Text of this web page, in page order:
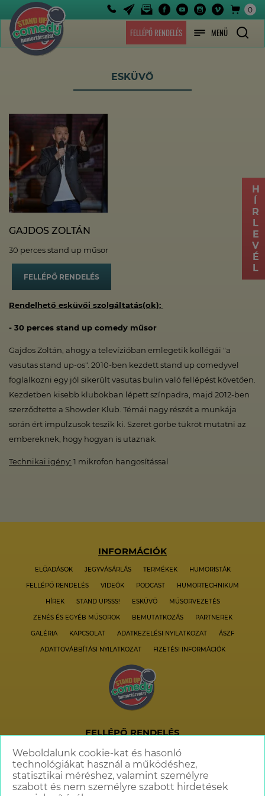
Weboldalunk cookie-kat és hasonló
technológiákat használ a működéshez,
statisztikai méréshez, valamint személyre
szabott és nem személyre szabott hirdetések
0
FELLÉPŐ RENDELÉS MENÜ
HÍRLEVÉL
ESKÜVŐ
GAJDOS ZOLTÁN
30 perces stand up műsor
FELLÉPŐ RENDELÉS
Rendelhető esküvői szolgáltatás(ok):
- 30 perces stand up comedy műsor
Gajdos Zoltán, ahogy a televízióban emlegetik kollégái "a
vasutas stand up-os". 2010-ben kezdett stand up comedyvel
foglalkozni egy jól sikerült vasutas bulin való fellépést követően.
Kezdetben kisebb klubokban lépett színpadra, majd 2012-ben
szerződtette a Showder Klub. Témái nagy részét a munkája
során ért impulzusok teszik ki. Szeret görbe tükröt mutatni az
embereknek, hogy hogyan is utaznak.
Technikai igény: 1 mikrofon hangosítással
INFORMÁCIÓK
ELŐADÁSOK JEGYVÁSÁRLÁS TERMÉKEK HUMORISTÁK
FELLÉPŐ RENDELÉS VIDEÓK PODCAST HUMORTECHNIKUM
HÍREK STAND UPSSS! ESKÜVŐ MŰSORVEZETÉS
ZENÉS ÉS EGYÉB MŰSOROK BEMUTATKOZÁS PARTNEREK
GALÉRIA KAPCSOLAT ADATKEZELÉSI NYILATKOZAT ÁSZF
ADATTOVÁBBÍTÁSI NYILATKOZAT FIZETÉSI INFORMÁCIÓK
FELLÉPŐ RENDELÉS
+36 70 621 6606
info@standupcomedy.hu